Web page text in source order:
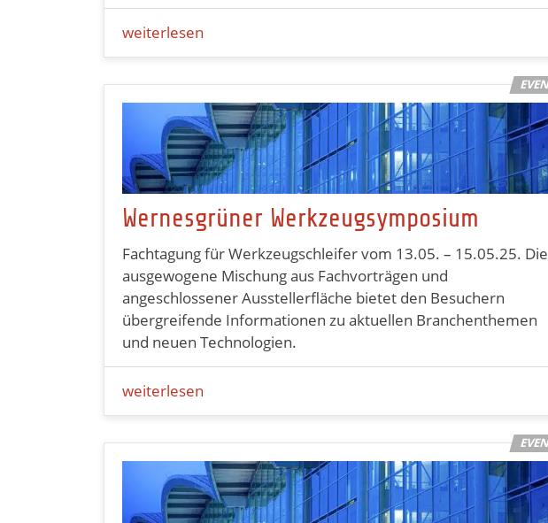
weiterlesen
Wernesgrüner Werkzeugsymposium
Fachtagung für Werkzeugschleifer vom 13.05. – 15.05.25. Die
ausgewogene Mischung aus Fachvorträgen und
angeschlossener Ausstellerfläche bietet den Besuchern
übergreifende Informationen zu aktuellen Branchenthemen
und neuen Technologien.
weiterlesen